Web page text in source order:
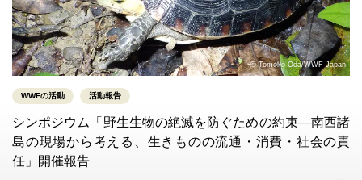
© Tomoko Oda/WWF Japan
WWFの活動 活動報告
シンポジウム「野生生物の絶滅を防ぐための約束―南西諸
島の現場から考える、生きものの流通・消費・社会の責
任」開催報告